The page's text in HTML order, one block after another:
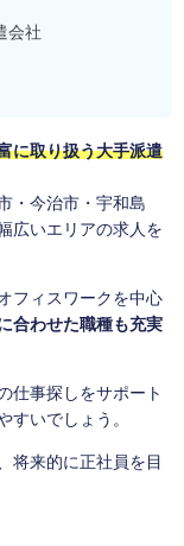
会社
に取り扱う大手派遣
・今治市・宇和島
広いエリアの求人を
フィスワークを中心
合わせた職種も充実
仕事探しをサポート
すいでしょう。
将来的に正社員を目